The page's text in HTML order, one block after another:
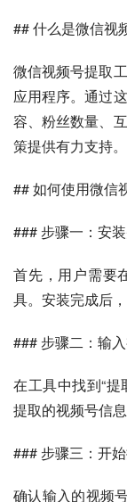
## 什么是微信视
微信视频号提取
应用程序。通过
容、粉丝数量、
策提供有力支持。
## 如何使用微信
### 步骤一：安
首先，用户需要
具。安装完成后
### 步骤二：输
在工具中找到“提
提取的视频号信
### 步骤三：开
确认输入的视频